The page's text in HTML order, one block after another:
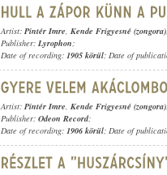
Artist: Pintér Imre, Kende Frigyesné (zongora)
Publisher: Lyrophon;
Date of recording: 1905 körül; Date of
Artist: Pintér Imre, Kende Frigyesné (zongora)
Publisher: Odeon Record;
Date of recording: 1906 körül; Date of